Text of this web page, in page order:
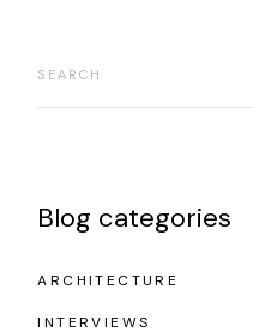
Blog categories
ARCHITECTURE
INTERVIEWS